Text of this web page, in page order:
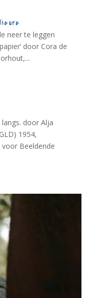
neer te leggen
door Cora de
door Alja
1954,
Beeldende